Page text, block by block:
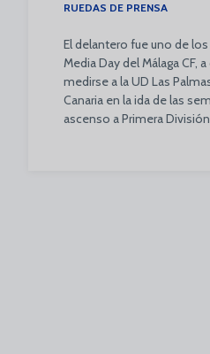
RUEDAS DE PRENSA
El delantero fue uno de
Media Day del Málaga CF,
medirse a la UD Las
Canaria en la ida de las
ascenso a Primera